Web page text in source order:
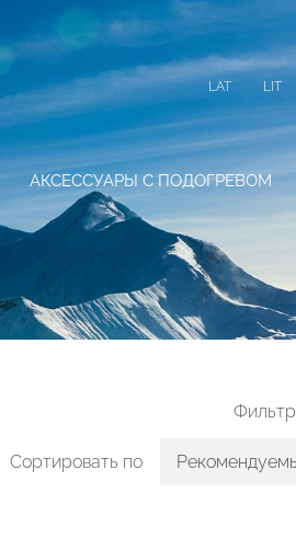
АКСЕССУАРЫ С ПОДОГРЕВОМ
LAT LIT
Фильтр
Сортировать по